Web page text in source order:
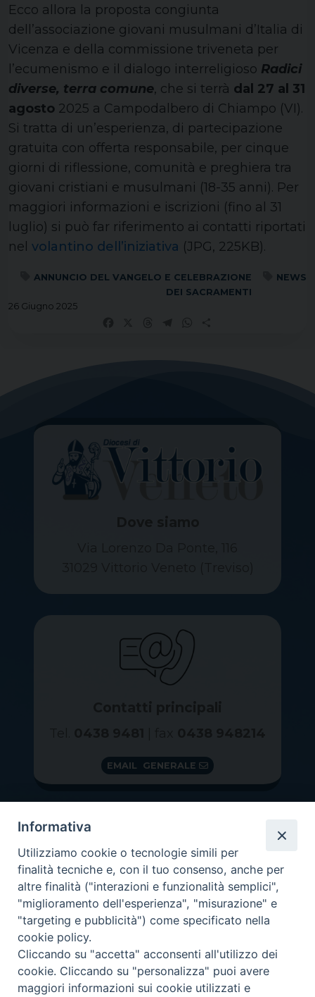
Ecco allora la proposta congiunta
dell’associazione giovani musulmani d’Italia di
Vicenza e della commissione triveneta per
l’ecumenismo e il dialogo interreligioso Radici
diverse, terra comune, che si terrà dal 27 al 31
agosto 2025 a Campodalbero di Chiampo (VI).
Si tratta di un’esperienza, di partecipazione
gratuita con offerta responsabile, per cinque
giorni di riflessione, comunità e preghiera tra
giovani cristiani e musulmani (18-35 anni). Per
maggiori informazioni e iscrizioni (fino al 31
luglio) si può far riferimento ai contatti riportati
nel volantino dell’iniziativa (JPG, 225KB).
ANNUNCIO DEL VANGELO E CELEBRAZIONE
DEI SACRAMENTI
NEWS
26 Giugno 2025
EMAIL GENERALE
GRAZIE PER IL TUO AIUTO
Insieme per la Diocesi
Informativa
Utilizziamo cookie o tecnologie simili per
finalità tecniche e, con il tuo consenso, anche per
altre finalità ("interazioni e funzionalità semplici",
"miglioramento dell'esperienza", "misurazione" e
"targeting e pubblicità") come specificato nella
cookie policy.
Cliccando su "accetta" acconsenti all'utilizzo dei
cookie. Cliccando su "personalizza" puoi avere
maggiori informazioni sui cookie utilizzati e